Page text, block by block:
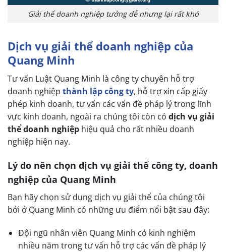
Giải thể doanh nghiệp tưởng dễ nhưng lại rất khó
Dịch vụ giải thể doanh nghiệp của
Quang Minh
Tư vấn Luật Quang Minh là công ty chuyên hỗ trợ
doanh nghiệp thành lập công ty, hỗ trợ xin cấp giấy
phép kinh doanh, tư vấn các vấn đề pháp lý trong lĩnh
vực kinh doanh, ngoài ra chúng tôi còn có dịch vụ giải
thể doanh nghiệp hiệu quả cho rất nhiều doanh
nghiệp hiện nay.
Lý do nên chọn dịch vụ giải thể công ty, doanh
nghiệp của Quang Minh
Bạn hãy chọn sử dụng dịch vụ giải thể của chúng tôi
bởi ở Quang Minh có những ưu điểm nổi bật sau đây:
Đội ngũ nhân viên Quang Minh có kinh nghiệm
nhiều năm trong tư vấn hỗ trợ các vấn đề pháp lý